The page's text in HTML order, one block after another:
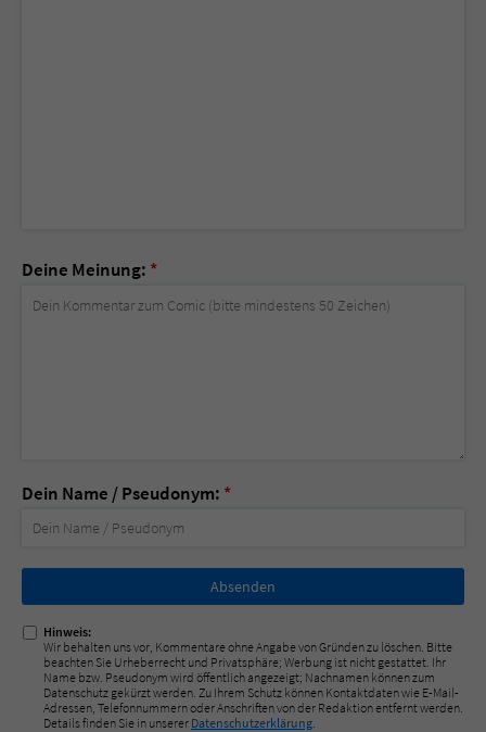
Deine Meinung: *
Dein Name / Pseudonym: *
Nicht
ausfüllen!
Hinweis:
Wir behalten uns vor, Kommentare ohne Angabe von Gründen zu löschen. Bitte
beachten Sie Urheberrecht und Privatsphäre; Werbung ist nicht gestattet. Ihr
Name bzw. Pseudonym wird öffentlich angezeigt; Nachnamen können zum
Datenschutz gekürzt werden. Zu Ihrem Schutz können Kontaktdaten wie E-Mail-
Adressen, Telefonnummern oder Anschriften von der Redaktion entfernt werden.
Details finden Sie in unserer Datenschutzerklärung